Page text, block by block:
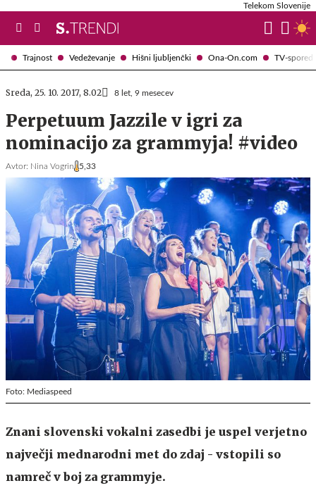
Trajnost Vedeževanje Hišni ljubljenčki Ona-On.com TV-spored
Telekom Slovenije
Sreda, 25. 10. 2017, 8.02 8 let, 9 mesecev
Perpetuum Jazzile v igri za
nominacijo za grammyja! #video
Avtor: Nina Vogrin 5,33
Foto: Mediaspeed
Znani slovenski vokalni zasedbi je uspel verjetno
največji mednarodni met do zdaj - vstopili so
namreč v boj za grammyje.